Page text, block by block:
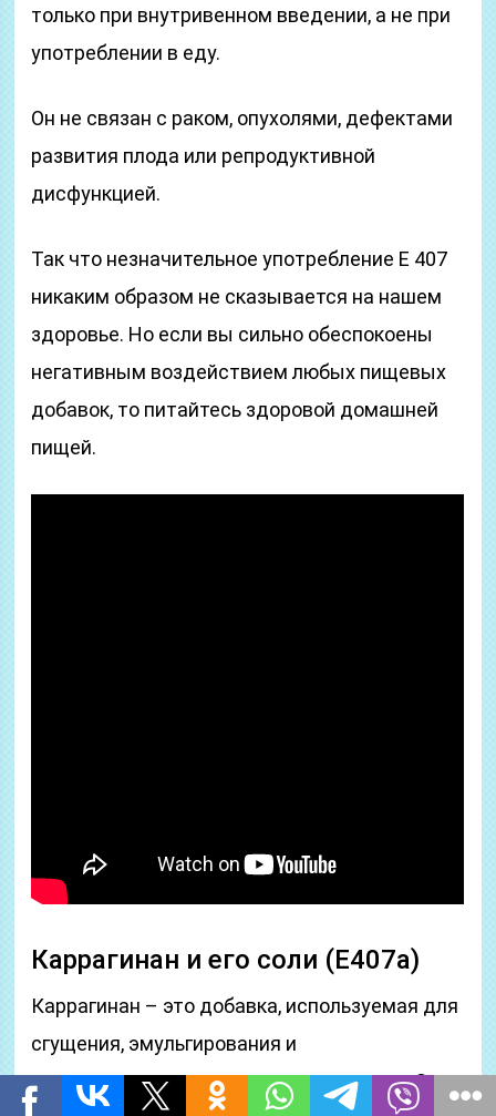
только при внутривенном введении, а не при
употреблении в еду.
Он не связан с раком, опухолями, дефектами
развития плода или репродуктивной
дисфункцией.
Так что незначительное употребление Е 407
никаким образом не сказывается на нашем
здоровье. Но если вы сильно обеспокоены
негативным воздействием любых пищевых
добавок, то питайтесь здоровой домашней
пищей.
Каррагинан и его соли (Е407а)
Каррагинан – это добавка, используемая для
сгущения, эмульгирования и
консервирования продуктов и напитков. Это